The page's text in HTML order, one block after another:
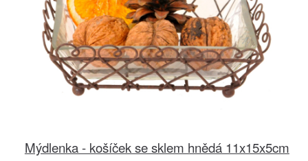
Mýdlenka - košíček se sklem hnědá 11x15x5cm